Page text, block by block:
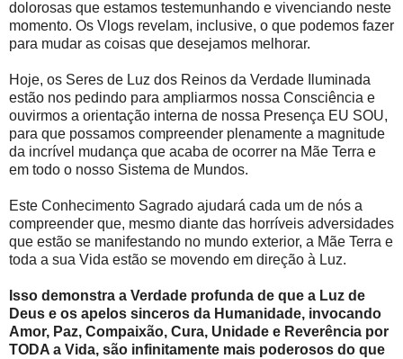
dolorosas que estamos testemunhando e vivenciando neste
momento. Os Vlogs revelam, inclusive, o que podemos fazer
para mudar as coisas que desejamos melhorar.
Hoje, os Seres de Luz dos Reinos da Verdade Iluminada
estão nos pedindo para ampliarmos nossa Consciência e
ouvirmos a orientação interna de nossa Presença EU SOU,
para que possamos compreender plenamente a magnitude
da incrível mudança que acaba de ocorrer na Mãe Terra e
em todo o nosso Sistema de Mundos.
Este Conhecimento Sagrado ajudará cada um de nós a
compreender que, mesmo diante das horríveis adversidades
que estão se manifestando no mundo exterior, a Mãe Terra e
toda a sua Vida estão se movendo em direção à Luz.
Isso demonstra a Verdade profunda de que a Luz de
Deus e os apelos sinceros da Humanidade, invocando
Amor, Paz, Compaixão, Cura, Unidade e Reverência por
TODA a Vida, são infinitamente mais poderosos do que